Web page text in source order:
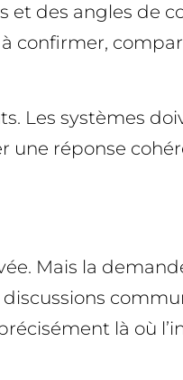
et des angles de
confirmer,
Les systèmes
réponse
Mais la
discussions
là où